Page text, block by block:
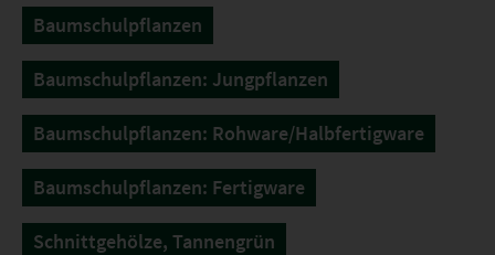
Baumschulpflanzen
Baumschulpflanzen: Jungpflanzen
Baumschulpflanzen: Rohware/Halbfertigware
Baumschulpflanzen: Fertigware
Schnittgehölze, Tannengrün